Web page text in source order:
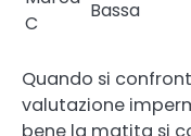
C
Bassa
Quando si
valutazione